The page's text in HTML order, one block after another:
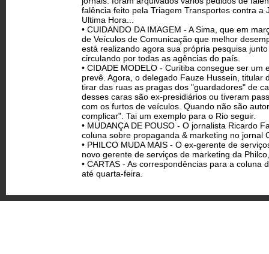
falência feito pela Triagem Transportes contra
Ultima Hora...
• CUIDANDO DA IMAGEM - A Sima, que em
de Veículos de Comunicação que melhor
está realizando agora sua própria pesquisa
circulando por todas as agências do país.
• CIDADE MODELO - Curitiba consegue ser
prevê. Agora, o delegado Fauze Hussein,
tirar das ruas as pragas dos "guardadores" de
desses caras são ex-presidiários ou tiveram
com os furtos de veículos. Quando não são
complicar". Tai um exemplo para o Rio seguir.
• MUDANÇA DE POUSO - O jornalista Ricardo
coluna sobre propaganda & marketing no jornal
• PHILCO MUDA MAIS - O ex-gerente de
novo gerente de serviços de marketing da
• CARTAS - As correspondências para a
até quarta-feira.